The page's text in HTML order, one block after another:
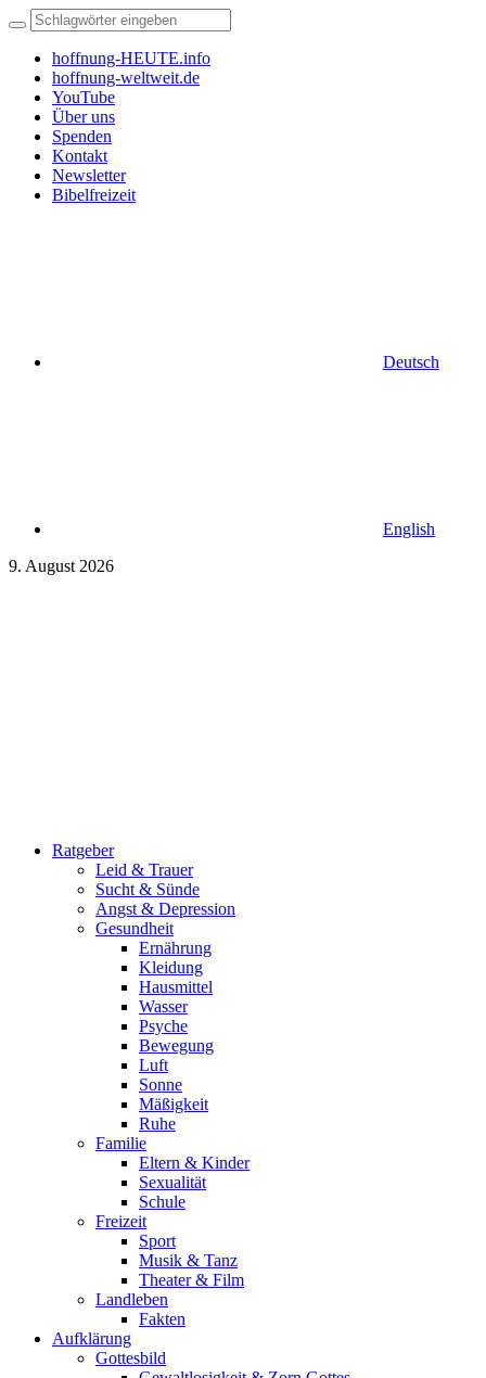
hoffnung-HEUTE.info
hoffnung-weltweit.de
YouTube
Über uns
Spenden
Kontakt
Newsletter
Bibelfreizeit
Deutsch
English
9. August 2026
Ratgeber
Leid & Trauer
Sucht & Sünde
Angst & Depression
Gesundheit
Ernährung
Kleidung
Hausmittel
Wasser
Psyche
Bewegung
Luft
Sonne
Mäßigkeit
Ruhe
Familie
Eltern & Kinder
Sexualität
Schule
Freizeit
Sport
Musik & Tanz
Theater & Film
Landleben
Fakten
Aufklärung
Gottesbild